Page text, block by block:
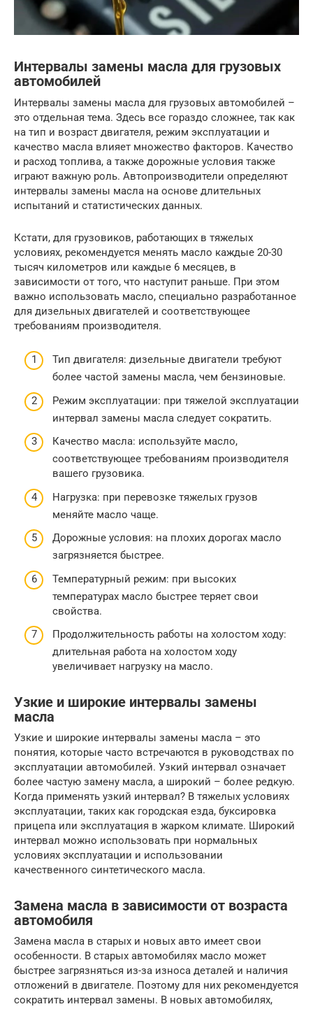
Интервалы замены масла для грузовых
автомобилей
Интервалы замены масла для грузовых автомобилей –
это отдельная тема. Здесь все гораздо сложнее, так как
на тип и возраст двигателя, режим эксплуатации и
качество масла влияет множество факторов. Качество
и расход топлива, а также дорожные условия также
играют важную роль. Автопроизводители определяют
интервалы замены масла на основе длительных
испытаний и статистических данных.
Кстати, для грузовиков, работающих в тяжелых
условиях, рекомендуется менять масло каждые 20-30
тысяч километров или каждые 6 месяцев, в
зависимости от того, что наступит раньше. При этом
важно использовать масло, специально разработанное
для дизельных двигателей и соответствующее
требованиям производителя.
Тип двигателя: дизельные двигатели требуют
более частой замены масла, чем бензиновые.
Режим эксплуатации: при тяжелой эксплуатации
интервал замены масла следует сократить.
Качество масла: используйте масло,
соответствующее требованиям производителя
вашего грузовика.
Нагрузка: при перевозке тяжелых грузов
меняйте масло чаще.
Дорожные условия: на плохих дорогах масло
загрязняется быстрее.
Температурный режим: при высоких
температурах масло быстрее теряет свои
свойства.
Продолжительность работы на холостом ходу:
длительная работа на холостом ходу
увеличивает нагрузку на масло.
Узкие и широкие интервалы замены
масла
Узкие и широкие интервалы замены масла – это
понятия, которые часто встречаются в руководствах по
эксплуатации автомобилей. Узкий интервал означает
более частую замену масла, а широкий – более редкую.
Когда применять узкий интервал? В тяжелых условиях
эксплуатации, таких как городская езда, буксировка
прицепа или эксплуатация в жарком климате. Широкий
интервал можно использовать при нормальных
условиях эксплуатации и использовании
качественного синтетического масла.
Замена масла в зависимости от возраста
автомобиля
Замена масла в старых и новых авто имеет свои
особенности. В старых автомобилях масло может
быстрее загрязняться из-за износа деталей и наличия
отложений в двигателе. Поэтому для них рекомендуется
сократить интервал замены. В новых автомобилях,